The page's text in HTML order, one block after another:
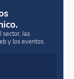
sector, las
y los eventos.